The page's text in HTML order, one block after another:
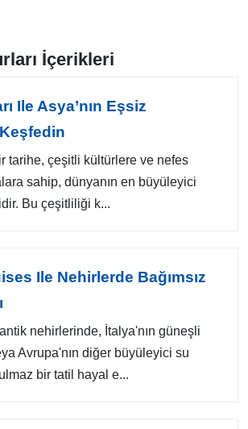
İçerikleri
Ile Asya’nın Eşsiz
tarihe, çeşitli kültürlere ve nefes
sahip, dünyanın en büyüleyici
Bu çeşitliliği k...
Ile Nehirlerde Bağımsız
nehirlerinde, İtalya'nın güneşli
Avrupa'nın diğer büyüleyici su
bir tatil hayal e...